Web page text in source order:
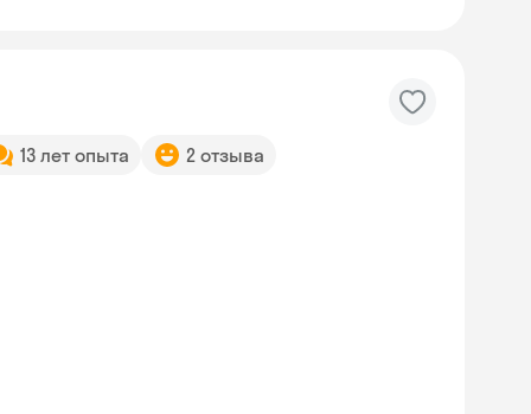
13 лет опыта 2 отзыва